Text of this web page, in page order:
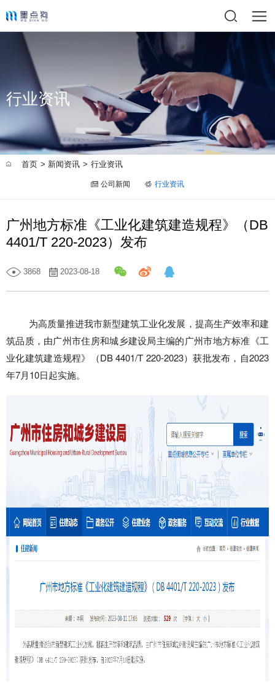
行业资讯
首页 > 新闻资讯 > 行业资讯
公司新闻 行业资讯
广州地方标准《工业化建筑建造规程》（DB
4401/T 220-2023）发布
3868 2023-08-18
为高质量推进我市新型建筑工业化发展，提高生产效率和建
筑品质，由广州市住房和城乡建设局主编的广州市地方标准《工
业化建筑建造规程》（DB 4401/T 220-2023）获批发布，自2023
年7月10日起实施。